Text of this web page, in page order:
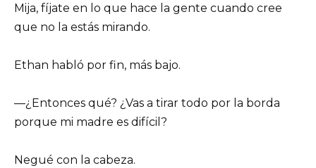
Mija, fíjate en lo que hace la gente cuando cree
que no la estás mirando.
Ethan habló por fin, más bajo.
—¿Entonces qué? ¿Vas a tirar todo por la borda
porque mi madre es difícil?
Negué con la cabeza.